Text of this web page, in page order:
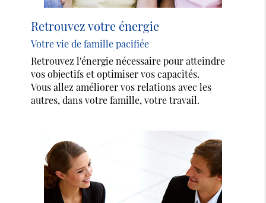
Retrouvez votre énergie
Votre vie de famille pacifiée
Retrouvez l'énergie nécessaire pour atteindre
vos objectifs et optimiser vos capacités.
Vous allez améliorer vos relations avec les
autres, dans votre famille, votre travail.